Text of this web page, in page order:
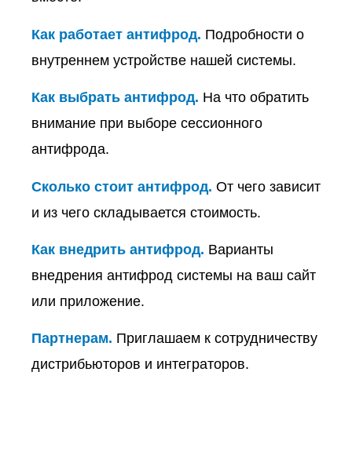
Как работает антифрод. Подробности о
внутреннем устройстве нашей системы.
Как выбрать антифрод. На что обратить
внимание при выборе сессионного
антифрода.
Сколько стоит антифрод. От чего зависит
и из чего складывается стоимость.
Как внедрить антифрод. Варианты
внедрения антифрод системы на ваш сайт
или приложение.
Партнерам. Приглашаем к сотрудничеству
дистрибьюторов и интеграторов.